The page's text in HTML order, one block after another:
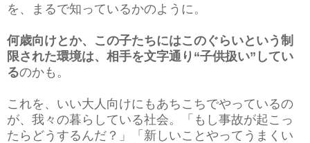
を、まるで知っているかのように。
何歳向けとか、この子たちにはこのぐらいという制
限された環境は、相手を文字通り“子供扱い”してい
るのかも。
これを、いい大人向けにもあちこちでやっているの
が、我々の暮らしている社会。「もし事故が起こっ
たらどうするんだ？」「新しいことやってうまくい